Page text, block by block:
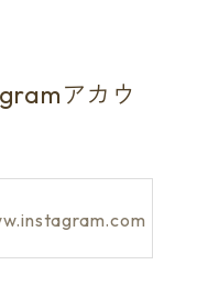
アカウ